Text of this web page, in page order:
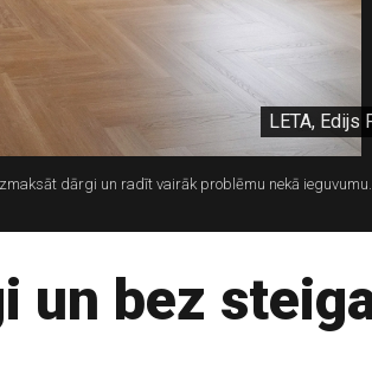
LETA, Edijs
dārgi un radīt vairāk problēmu nekā
un bez